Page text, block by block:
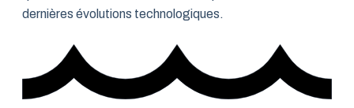
dernières évolutions technologiques.